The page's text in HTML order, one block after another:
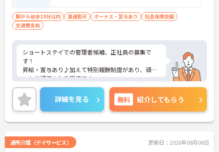
駅から徒歩10分以内 車通勤可 ボーナス・賞与あり
社会保険完備
交通費支給
ショートステイでの管理者候補、正社員の募集で
す！
昇給・賞与あり♪加えて特別報酬制度があり、頑張
った分評価される環境です。
リフレッシュ休暇もあり、オンオフの切り替えも可
能。
ご興味のある方には、面接対策ポイントなどさらに
詳細をお話いたしますので、お気軽にご相談くださ
い。
詳細を見る 無料 紹介してもらう
通所介護（デイサービス） 更新日：2026年08月06日